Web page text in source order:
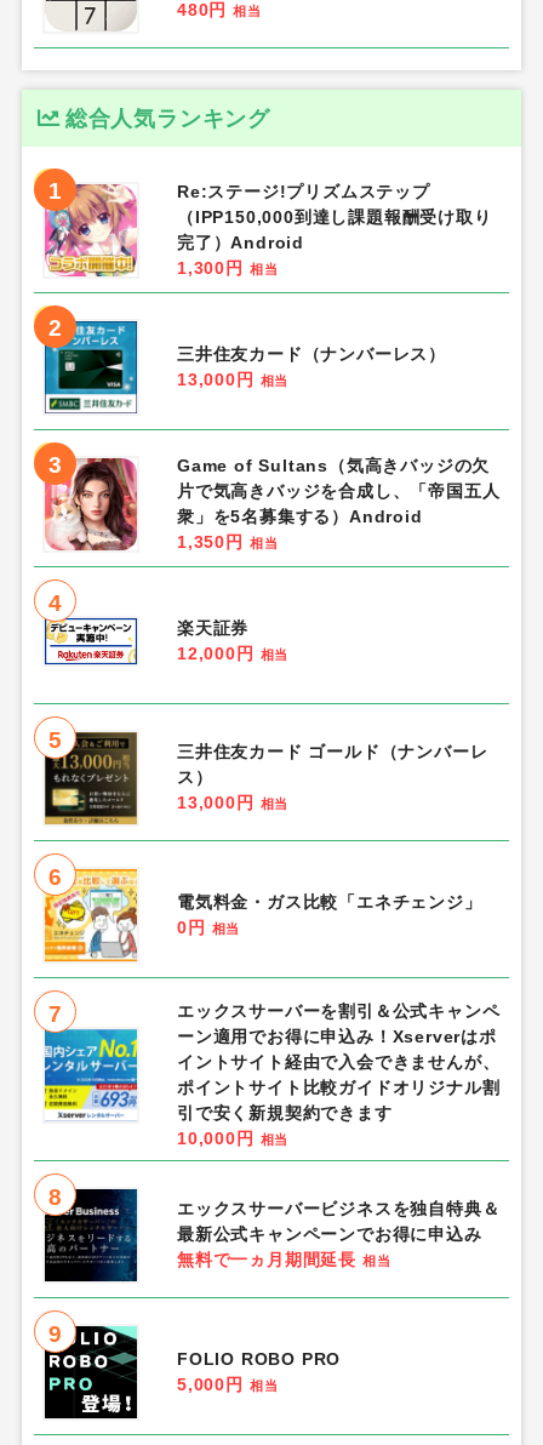
480円 相当
総合人気ランキング
1
Re:ステージ!プリズムステップ
（IPP150,000到達し課題報酬受け取り
完了）Android
1,300円
相当
2
三井住友カード（ナンバーレス）
13,000円
相当
3
Game of Sultans（気高きバッジの欠
片で気高きバッジを合成し、「帝国五人
衆」を5名募集する）Android
1,350円
相当
4
楽天証券
12,000円
相当
5
三井住友カード ゴールド（ナンバーレ
ス）
13,000円
相当
6
電気料金・ガス比較「エネチェンジ」
0円
相当
7
エックスサーバーを割引＆公式キャンペ
ーン適用でお得に申込み！Xserverはポ
イントサイト経由で入会できませんが、
ポイントサイト比較ガイドオリジナル割
引で安く新規契約できます
10,000円
相当
8
エックスサーバービジネスを独自特典＆
最新公式キャンペーンでお得に申込み
無料で一ヵ月期間延長 相当
9
FOLIO ROBO PRO
5,000円
相当